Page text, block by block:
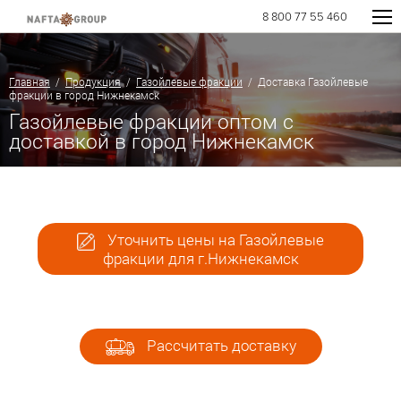
8 800 77 55 460
Главная /Продукция/ Газойлевые фракции / Доставка Газойлевые
фракции в город Нижнекамск
Газойлевые фракции оптом с
доставкой в город Нижнекамск
Уточнить цены на Газойлевые
фракции для г.Нижнекамск
Рассчитать доставку